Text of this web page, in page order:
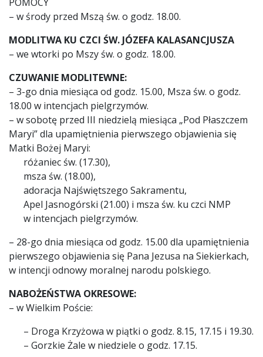
– w środy przed Mszą św. o godz. 18.00.
MODLITWA KU CZCI ŚW. JÓZEFA KALASANCJUSZA
– we wtorki po Mszy św. o godz. 18.00.
CZUWANIE MODLITEWNE:
– 3-go dnia miesiąca od godz. 15.00, Msza św. o godz.
18.00 w intencjach pielgrzymów.
– w sobotę przed III niedzielą miesiąca „Pod Płaszczem
Maryi” dla upamiętnienia pierwszego objawienia się
Matki Bożej Maryi:
różaniec św. (17.30),
msza św. (18.00),
adoracja Najświętszego Sakramentu,
Apel Jasnogórski (21.00) i msza św. ku czci NMP
w intencjach pielgrzymów.
– 28-go dnia miesiąca od godz. 15.00 dla upamiętnienia
pierwszego objawienia się Pana Jezusa na Siekierkach,
w intencji odnowy moralnej narodu polskiego.
NABOŻEŃSTWA OKRESOWE:
– w Wielkim Poście:
– Droga Krzyżowa w piątki o godz. 8.15, 17.15 i 19.30.
– Gorzkie Żale w niedziele o godz. 17.15.